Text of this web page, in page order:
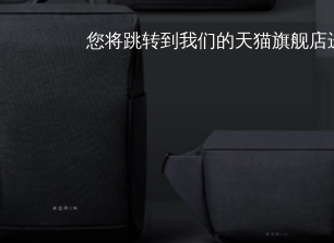
您将跳转到我们的天猫旗舰店